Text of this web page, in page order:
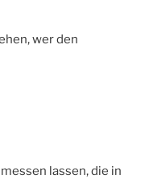
wer den
lassen, die in